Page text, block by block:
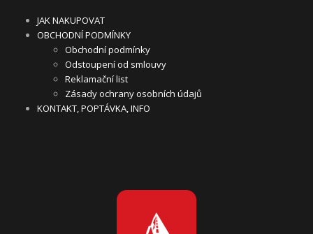
JAK NAKUPOVAT
OBCHODNÍ PODMÍNKY
Obchodní podmínky
Odstoupení od smlouvy
Reklamační list
Zásady ochrany osobních údajů
KONTAKT, POPTÁVKA, INFO